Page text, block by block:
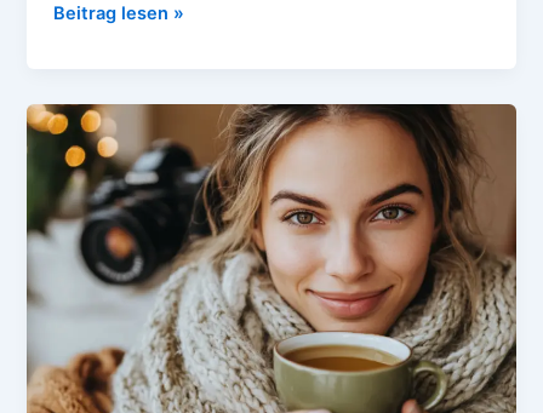
VERGISS
DIESE
5
Foods
boostern
dein
Kollagen
NATÜRLICH!
Beitrag lesen »